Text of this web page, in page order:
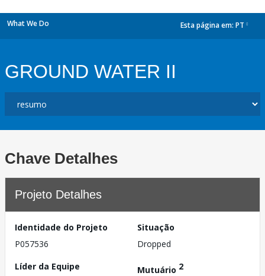
What We Do Esta página em: PT
GROUND WATER II
Chave Detalhes
Projeto Detalhes
Identidade do Projeto
P057536
Situação
Dropped
Líder da Equipe
Mutuário 2